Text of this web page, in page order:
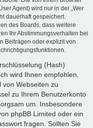
Agent) wird nur in der „Wer
dauerhaft gespeichert.
des Boards, dass weitere
Ihr Abstimmungsverhalten bei
Beiträgen oder explizit von
(Hash)
wird Ihnen empfohlen,
von Webseiten zu
zu Ihrem Benutzerkonto
um. Insbesondere
phpBB Limited oder ein
fragen. Sollten Sie